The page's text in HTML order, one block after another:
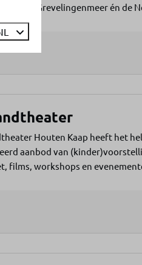
Grevelingenmeer én de
Houten Kaap heeft het
aanbod van
films, workshops en